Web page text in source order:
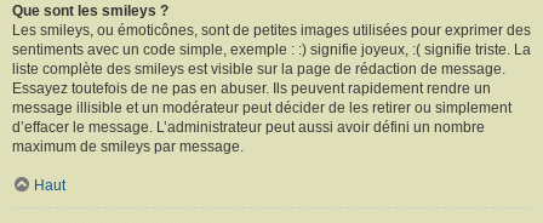
Que sont les smileys ?
Les smileys, ou émoticônes, sont de petites images utilisées pour exprimer des
sentiments avec un code simple, exemple : :) signifie joyeux, :( signifie triste. La
liste complète des smileys est visible sur la page de rédaction de message.
Essayez toutefois de ne pas en abuser. Ils peuvent rapidement rendre un
message illisible et un modérateur peut décider de les retirer ou simplement
d’effacer le message. L’administrateur peut aussi avoir défini un nombre
maximum de smileys par message.
Haut